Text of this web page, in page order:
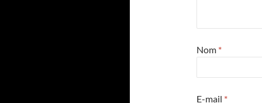
Nom *
E-mail *